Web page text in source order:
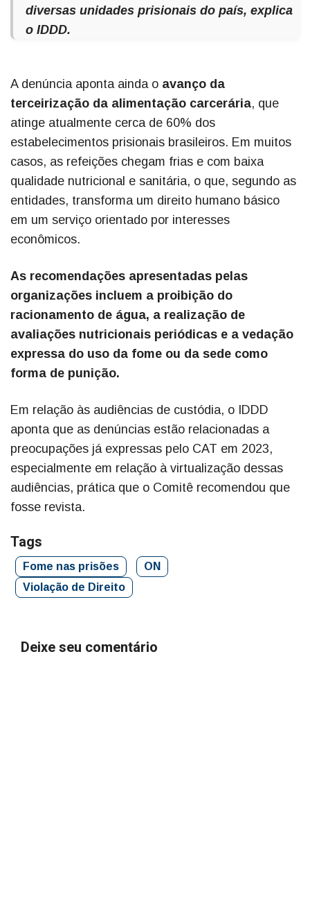
diversas unidades prisionais do país, explica
o IDDD.
A denúncia aponta ainda o avanço da
terceirização da alimentação carcerária, que
atinge atualmente cerca de 60% dos
estabelecimentos prisionais brasileiros. Em muitos
casos, as refeições chegam frias e com baixa
qualidade nutricional e sanitária, o que, segundo as
entidades, transforma um direito humano básico
em um serviço orientado por interesses
econômicos.
As recomendações apresentadas pelas
organizações incluem a proibição do
racionamento de água, a realização de
avaliações nutricionais periódicas e a vedação
expressa do uso da fome ou da sede como
forma de punição.
Em relação às audiências de custódia, o IDDD
aponta que as denúncias estão relacionadas a
preocupações já expressas pelo CAT em 2023,
especialmente em relação à virtualização dessas
audiências, prática que o Comitê recomendou que
fosse revista.
Tags
Fome nas prisões
ON
Violação de Direito
Deixe seu comentário